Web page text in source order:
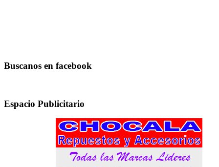
Buscanos en facebook
Espacio Publicitario